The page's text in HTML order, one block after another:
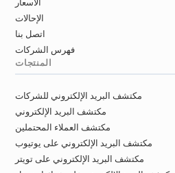
الأسعار
الإحالات
اتصل بنا
فهرس الشركات
المنتجات
مكتشف البريد الإلكتروني للشركات
مكتشف البريد الإلكتروني
مكتشف العملاء المحتملين
مكتشف البريد الإلكتروني على يوتيوب
مكتشف البريد الإلكتروني على تويتر